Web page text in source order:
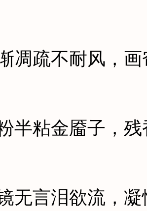
疏不耐风，画
粘金靥子，残
言泪欲流，凝